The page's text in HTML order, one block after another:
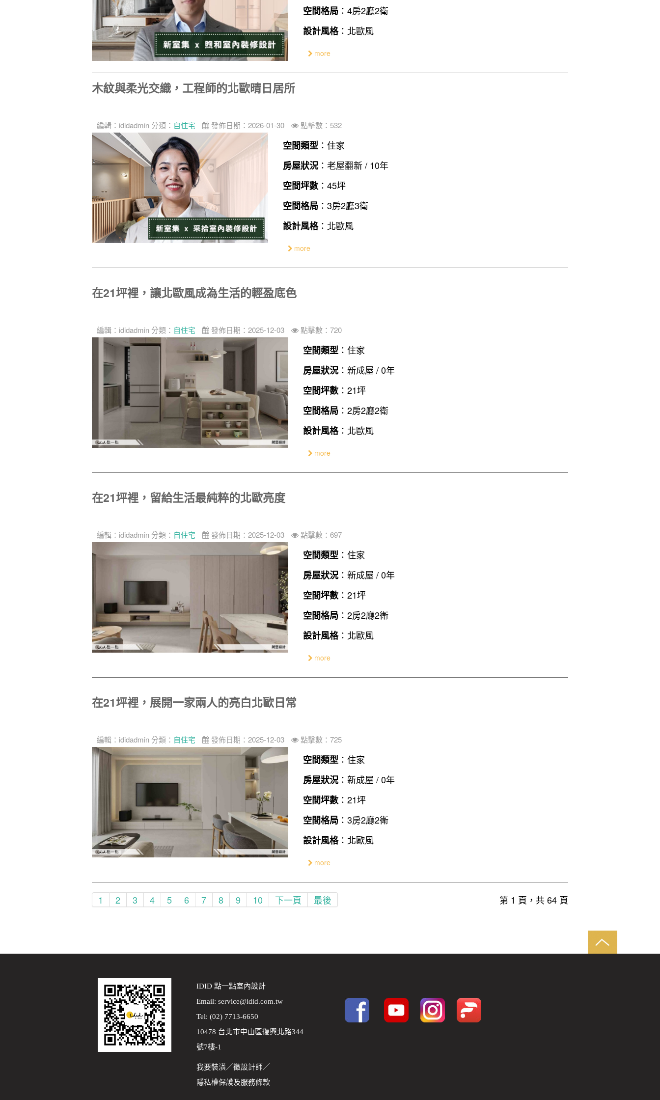
空間格局 ：4房2廳2衛
設計風格：北歐風
more
木紋與柔光交織，工程師的北歐晴日居所
編輯： ididadmin 分類： 自住宅 發佈日期：2026-01-30 點擊數：532
空間類型 ：住家
房屋狀況 ：老屋翻新 / 10年
空間坪數 ：45坪
空間格局 ：3房2廳3衛
設計風格：北歐風
more
在21坪裡，讓北歐風成為生活的輕盈底色
編輯： ididadmin 分類： 自住宅 發佈日期：2025-12-03 點擊數：720
空間類型 ：住家
房屋狀況 ：新成屋 / 0年
空間坪數 ：21坪
空間格局 ：2房2廳2衛
設計風格：北歐風
more
在21坪裡，留給生活最純粹的北歐亮度
編輯： ididadmin 分類： 自住宅 發佈日期：2025-12-03 點擊數：697
空間類型 ：住家
房屋狀況 ：新成屋 / 0年
空間坪數 ：21坪
空間格局 ：2房2廳2衛
設計風格：北歐風
more
在21坪裡，展開一家兩人的亮白北歐日常
編輯： ididadmin 分類： 自住宅 發佈日期：2025-12-03 點擊數：725
空間類型 ：住家
房屋狀況 ：新成屋 / 0年
空間坪數 ：21坪
空間格局 ：3房2廳2衛
設計風格：北歐風
more
第 1 頁，共 64 頁
1 2 3 4 5 6 7 8 9 10 下一頁 最後
IDID 點一點室內設計
Email: service@idid.com.tw
Tel: (02) 7713-6650
10478 台北市中山區復興北路344
號7樓-1
我要裝潢／徵設計師／
隱私權保護及服務條款